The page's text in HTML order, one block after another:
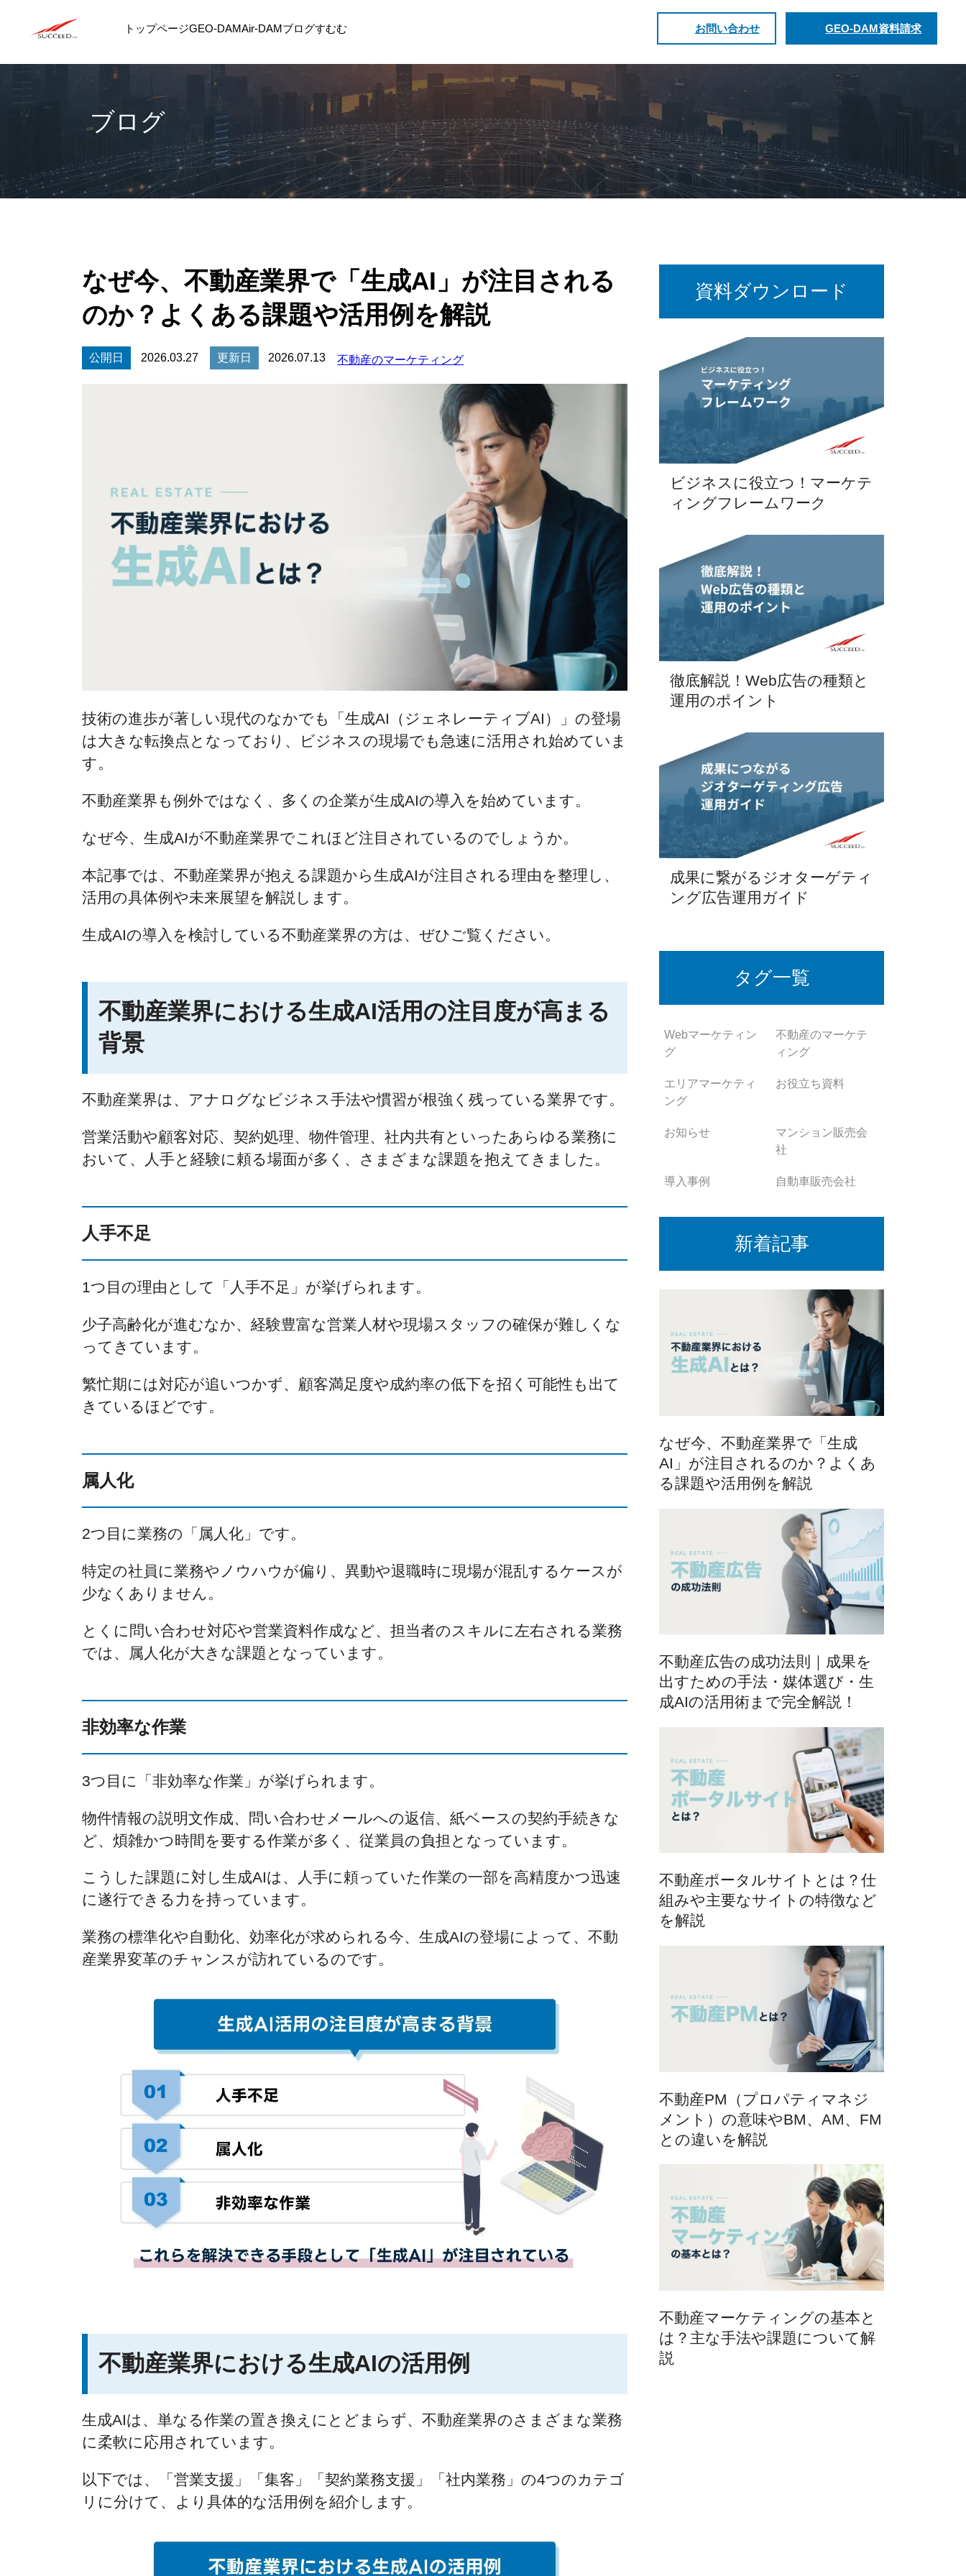
トップページGEO-DAMAir-DAMブログすむむ お問い合わせ GEO-DAM資料請求
ブログ
なぜ今、不動産業界で「生成AI」が注目される
のか？よくある課題や活用例を解説
公開日 2026.03.27 更新日 2026.07.13 不動産のマーケティング
技術の進歩が著しい現代のなかでも「生成AI（ジェネレーティブAI）」の登場
は大きな転換点となっており、ビジネスの現場でも急速に活用され始めていま
す。
不動産業界も例外ではなく、多くの企業が生成AIの導入を始めています。
なぜ今、生成AIが不動産業界でこれほど注目されているのでしょうか。
本記事では、不動産業界が抱える課題から生成AIが注目される理由を整理し、
活用の具体例や未来展望を解説します。
生成AIの導入を検討している不動産業界の方は、ぜひご覧ください。
不動産業界における生成AI活用の注目度が高まる
背景
不動産業界は、アナログなビジネス手法や慣習が根強く残っている業界です。
営業活動や顧客対応、契約処理、物件管理、社内共有といったあらゆる業務に
おいて、人手と経験に頼る場面が多く、さまざまな課題を抱えてきました。
人手不足
1つ目の理由として「人手不足」が挙げられます。
少子高齢化が進むなか、経験豊富な営業人材や現場スタッフの確保が難しくな
ってきています。
繁忙期には対応が追いつかず、顧客満足度や成約率の低下を招く可能性も出て
きているほどです。
属人化
2つ目に業務の「属人化」です。
特定の社員に業務やノウハウが偏り、異動や退職時に現場が混乱するケースが
少なくありません。
とくに問い合わせ対応や営業資料作成など、担当者のスキルに左右される業務
では、属人化が大きな課題となっています。
非効率な作業
3つ目に「非効率な作業」が挙げられます。
物件情報の説明文作成、問い合わせメールへの返信、紙ベースの契約手続きな
ど、煩雑かつ時間を要する作業が多く、従業員の負担となっています。
こうした課題に対し生成AIは、人手に頼っていた作業の一部を高精度かつ迅速
に遂行できる力を持っています。
業務の標準化や自動化、効率化が求められる今、生成AIの登場によって、不動
産業界変革のチャンスが訪れているのです。
不動産業界における生成AIの活用例
生成AIは、単なる作業の置き換えにとどまらず、不動産業界のさまざまな業務
に柔軟に応用されています。
以下では、「営業支援」「集客」「契約業務支援」「社内業務」の4つのカテゴ
リに分けて、より具体的な活用例を紹介します。
資料ダウンロード
ビジネスに役立つ！マーケテ
ィングフレームワーク
徹底解説！Web広告の種類と
運用のポイント
成果に繋がるジオターゲティ
ング広告運用ガイド
タグ一覧
Webマーケティン
グ
不動産のマーケテ
ィング
エリアマーケティ
ング
お役立ち資料
お知らせ
マンション販売会
社
導入事例 自動車販売会社
新着記事
なぜ今、不動産業界で「生成
AI」が注目されるのか？よくあ
る課題や活用例を解説
不動産広告の成功法則｜成果を
出すための手法・媒体選び・生
成AIの活用術まで完全解説！
不動産ポータルサイトとは？仕
組みや主要なサイトの特徴など
を解説
不動産PM（プロパティマネジ
メント）の意味やBM、AM、FM
との違いを解説
不動産マーケティングの基本と
は？主な手法や課題について解
説